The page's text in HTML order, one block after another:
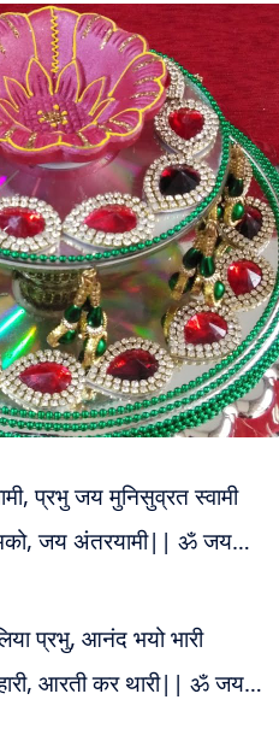
प्रभु जय मुनिसुव्रत स्वामी
जय अंतरयामी|| ॐ जय…
प्रभु, आनंद भयो भारी
आरती कर थारी|| ॐ जय…